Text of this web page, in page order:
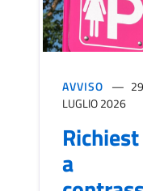
AVVISO
29
LUGLIO 2026
Richiest
a